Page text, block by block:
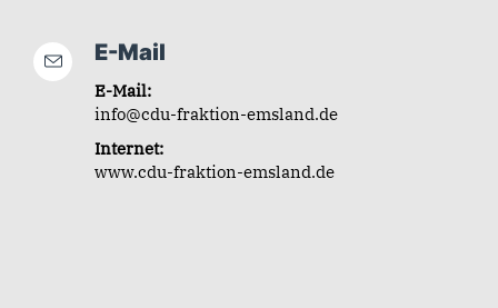
E-Mail
E-Mail:
info@cdu-fraktion-emsland.de
Internet:
www.cdu-fraktion-emsland.de